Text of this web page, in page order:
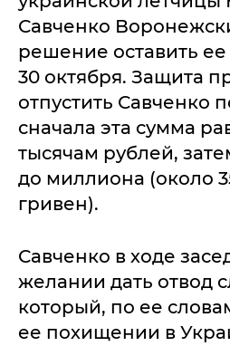
Савченко
решение оставить
30 октября. Защита
отпустить Савченко
сначала эта сумма
тысячам рублей,
до миллиона (около
гривен).
Савченко в ходе
желании дать отвод
который, по ее
ее похищении в